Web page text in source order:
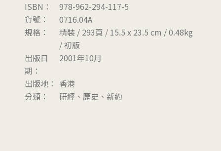
ISBN：
978-962-294-117-5
貨號：
0716.04A
規格：
精裝 / 293頁 / 15.5 x 23.5 cm / 0.48kg
/ 初版
出版日
期：
2001年10月
出版地： 香港
分類：
研經、歷史、新約